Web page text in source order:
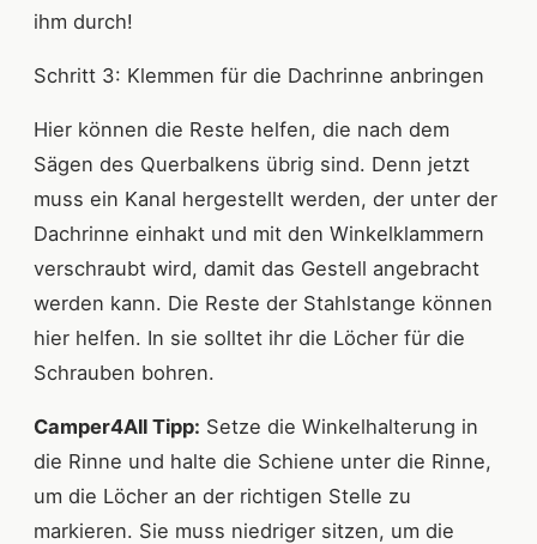
ihm durch!
Schritt 3: Klemmen für die Dachrinne anbringen
Hier können die Reste helfen, die nach dem
Sägen des Querbalkens übrig sind. Denn jetzt
muss ein Kanal hergestellt werden, der unter der
Dachrinne einhakt und mit den Winkelklammern
verschraubt wird, damit das Gestell angebracht
werden kann. Die Reste der Stahlstange können
hier helfen. In sie solltet ihr die Löcher für die
Schrauben bohren.
Camper4All Tipp: Setze die Winkelhalterung in
die Rinne und halte die Schiene unter die Rinne,
um die Löcher an der richtigen Stelle zu
markieren. Sie muss niedriger sitzen, um die